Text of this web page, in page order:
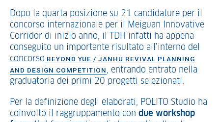
Dopo la quarta posizione su 21 candidature per il
concorso internazionale per il Meiguan Innovative
Corridor di inizio anno, il TDH infatti ha appena
conseguito un importante risultato all’interno del
concorso BEYOND YUE / JANHU REVIVAL PLANNING
AND DESIGN COMPETITION, entrando entrato nella
graduatoria dei primi 20 progetti selezionati.
Per la definizione degli elaborati, POLITO Studio ha
coinvolto il raggruppamento con due workshop